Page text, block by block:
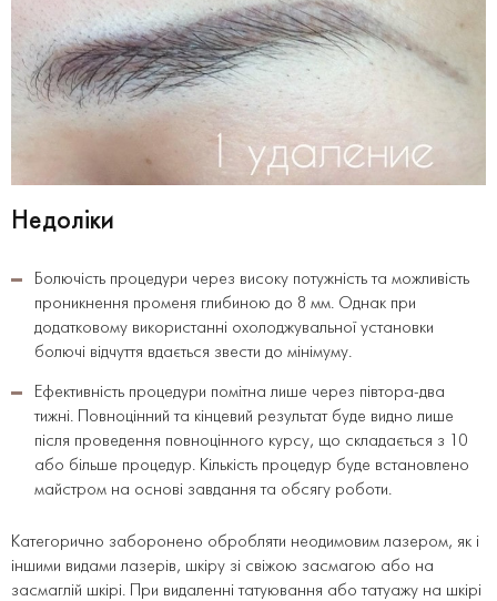
Недоліки
Болючість процедури через високу потужність та можливість
проникнення променя глибиною до 8 мм. Однак при
додатковому використанні охолоджувальної установки
болючі відчуття вдається звести до мінімуму.
Ефективність процедури помітна лише через півтора-два
тижні. Повноцінний та кінцевий результат буде видно лише
після проведення повноцінного курсу, що складається з 10
або більше процедур. Кількість процедур буде встановлено
майстром на основі завдання та обсягу роботи.
Категорично заборонено обробляти неодимовим лазером, як і
іншими видами лазерів, шкіру зі свіжою засмагою або на
засмаглій шкірі. При видаленні татуювання або татуажу на шкірі